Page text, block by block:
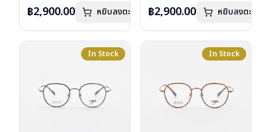
เลนส์ : Demo Lens
น้ำหนัก : 16 กรัม
อุปกรณ์ : กล่องแว่น , ผ้าเช็ดแว่น
ลงไว้กรุณาติดต่อเราคลิก
฿2,900.00 หยิบลงตะกร้า
เลนส์ : Demo Lens
น้ำหนัก : 16 กรัม
อุปกรณ์ : กล่องแว่น , ผ้าเช็ดแว่น
ลงไว้กรุณาติดต่อเราคลิก
฿2,900.00 หยิบลงตะกร้า
In Stock In Stock